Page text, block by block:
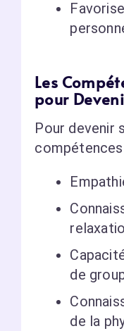
Les
pour
Pour devenir
de
de la